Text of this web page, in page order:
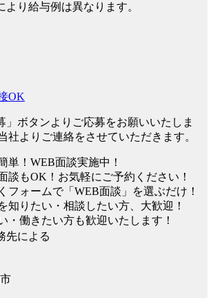
り給与例は異なります。
OK
」ボタンよりご応募をお願いいたしま
社よりご連絡をさせていただきます。
単！WEB面談実施中！
談もOK！お気軽にご予約ください！
フォームで「WEB面談」を選ぶだけ！
知りたい・相談したい方、大歓迎！
・働きたい方も歓迎いたします！
先による